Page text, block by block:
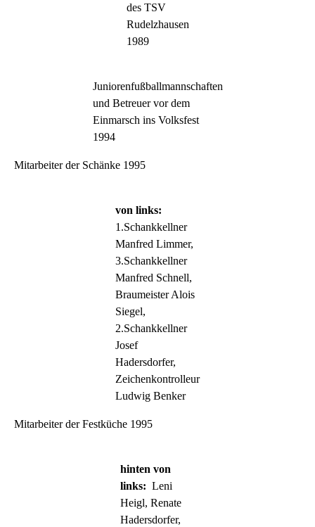
des TSV
Rudelzhausen
1989
Juniorenfußballmannschaften
und Betreuer vor dem
Einmarsch ins Volksfest
1994
Mitarbeiter der Schänke 1995
von links:
1.Schankkellner
Manfred Limmer,
3.Schankkellner
Manfred Schnell,
Braumeister Alois
Siegel,
2.Schankkellner
Josef
Hadersdorfer,
Zeichenkontrolleur
Ludwig Benker
Mitarbeiter der Festküche 1995
hinten von
links: Leni
Heigl, Renate
Hadersdorfer,